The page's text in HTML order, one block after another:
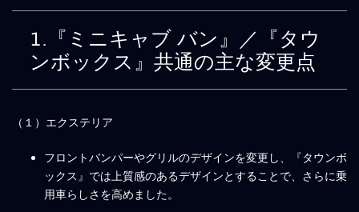
1.『ミニキャブ バン』／『タウ
ンボックス』共通の主な変更点
（１）エクステリア
フロントバンパーやグリルのデザインを変更し、『タウンボ
ックス』では上質感のあるデザインとすることで、さらに乗
用車らしさを高めました。